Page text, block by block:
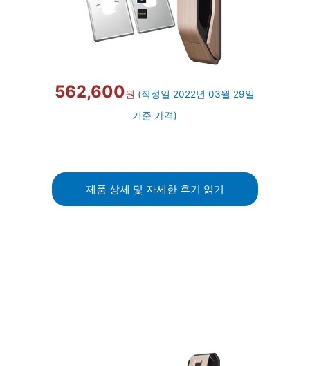
562,600원 (작성일 2022년 03월 29일
기준 가격)
제품 상세 및 자세한 후기 읽기